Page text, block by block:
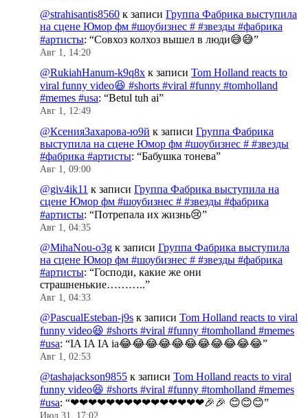
@strahisantis8560 к записи Группа Фабрика выступила
на сцене Юмор фм #шоубизнес # #звезды #фабрика
#артисты: “Совхоз колхоз вышел в люди😅😅”
Авг 1, 14:20
@RukiahHanum-k9q8x к записи Tom Holland reacts to
viral funny video😆 #shorts #viral #funny #tomholland
#memes #usa: “Betul tuh ai”
Авг 1, 12:49
@КсенияЗахарова-ю9й к записи Группа Фабрика
выступила на сцене Юмор фм #шоубизнес # #звезды
#фабрика #артисты: “Бабушка тонева”
Авг 1, 09:00
@giv4ik11 к записи Группа Фабрика выступила на
сцене Юмор фм #шоубизнес # #звезды #фабрика
#артисты: “Потрепала их жизнь😢”
Авг 1, 04:35
@MihaNou-o3g к записи Группа Фабрика выступила
на сцене Юмор фм #шоубизнес # #звезды #фабрика
#артисты: “Господи, какие же они
страшненькие………..”
Авг 1, 04:33
@PascualEsteban-j9s к записи Tom Holland reacts to viral
funny video😆 #shorts #viral #funny #tomholland #memes
#usa: “IA IA IA ia😂😂😂😂😂😂😂😂😂😂😂”
Авг 1, 02:53
@tashajackson9855 к записи Tom Holland reacts to viral
funny video😆 #shorts #viral #funny #tomholland #memes
#usa: “❤❤❤❤❤❤❤❤❤❤❤❤❤❤❤🎉🎉 😊😊😊”
Июл 31, 17:02